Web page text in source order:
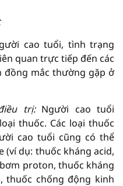
cao tuổi, tình trạng
quan trực tiếp đến các
đồng mắc thường gặp ở
trị: Người cao tuổi
thuốc. Các loại thuốc
cao tuổi cũng có thể
(ví dụ: thuốc kháng acid,
proton, thuốc kháng
thuốc chống động kinh